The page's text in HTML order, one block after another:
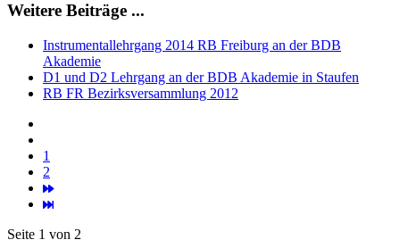
Weitere Beiträge ...
Instrumentallehrgang 2014 RB Freiburg an der BDB
Akademie
D1 und D2 Lehrgang an der BDB Akademie in Staufen
RB FR Bezirksversammlung 2012
1
2
Seite 1 von 2